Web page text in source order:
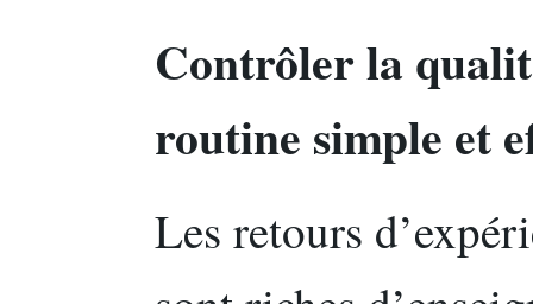
Contrôler la
routine simple et
Les retours